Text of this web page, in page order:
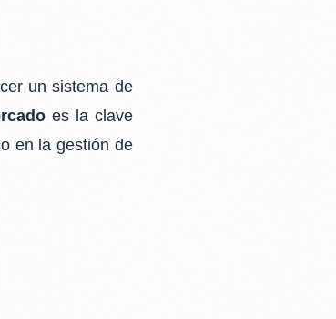
un sistema de
es la clave
en lagestión de